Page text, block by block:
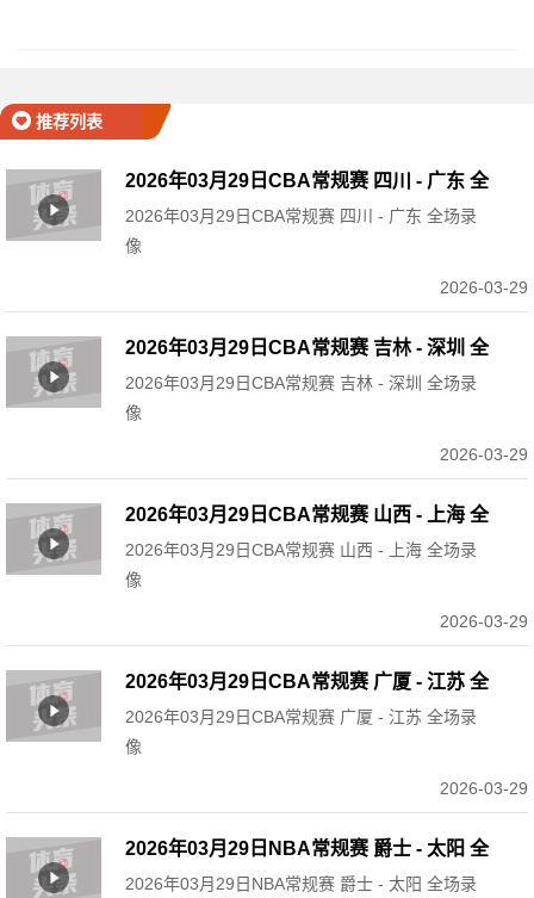
推荐列表
2026年03月29日CBA常规赛 四川 - 广东 全
场录像
2026年03月29日CBA常规赛 四川 - 广东 全场录
像
2026-03-29
2026年03月29日CBA常规赛 吉林 - 深圳 全
场录像
2026年03月29日CBA常规赛 吉林 - 深圳 全场录
像
2026-03-29
2026年03月29日CBA常规赛 山西 - 上海 全
场录像
2026年03月29日CBA常规赛 山西 - 上海 全场录
像
2026-03-29
2026年03月29日CBA常规赛 广厦 - 江苏 全
场录像
2026年03月29日CBA常规赛 广厦 - 江苏 全场录
像
2026-03-29
2026年03月29日NBA常规赛 爵士 - 太阳 全
场录像
2026年03月29日NBA常规赛 爵士 - 太阳 全场录